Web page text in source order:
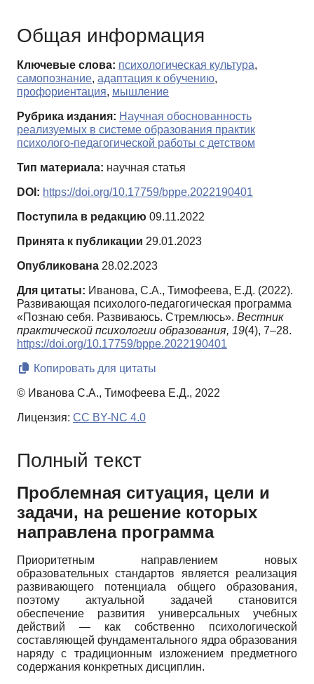
Общая информация
Ключевые слова: психологическая культура,
самопознание, адаптация к обучению,
профориентация, мышление
Рубрика издания: Научная обоснованность
реализуемых в системе образования практик
психолого-педагогической работы с детством
Тип материала: научная статья
DOI: https://doi.org/10.17759/bppe.2022190401
Поступила в редакцию 09.11.2022
Принята к публикации 29.01.2023
Опубликована 28.02.2023
Для цитаты: Иванова, С.А., Тимофеева, Е.Д. (2022).
Развивающая психолого-педагогическая программа
«Познаю себя. Развиваюсь. Стремлюсь». Вестник
практической психологии образования, 19(4), 7–28.
https://doi.org/10.17759/bppe.2022190401
Копировать для цитаты
© Иванова С.А., Тимофеева Е.Д., 2022
Лицензия: CC BY-NC 4.0
Полный текст
Проблемная ситуация, цели и
задачи, на решение которых
направлена программа
Приоритетным направлением новых
образовательных стандартов является реализация
развивающего потенциала общего образования,
поэтому актуальной задачей становится
обеспечение развития универсальных учебных
действий — как собственно психологической
составляющей фундаментального ядра образования
наряду с традиционным изложением предметного
содержания конкретных дисциплин.